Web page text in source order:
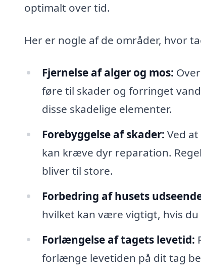
optimalt over tid.
Her er nogle af de områder, hvor
Fjernelse af alger og mos:
føre til skader og forringet
disse skadelige elementer.
Forebyggelse af skader: Ved
kan kræve dyr reparation.
bliver til store.
Forbedring af husets
hvilket kan være vigtigt, hvis
Forlængelse af tagets levetid:
forlænge levetiden på dit tag